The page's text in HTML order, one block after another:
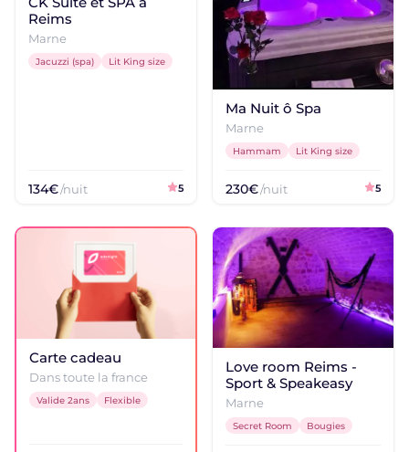
Une atmosphère plus joueuse
Échappée romantique
Vue, jacuzzi, soirée à deux
Occitanie
Longmesnil
Normandie
Serres
Provence-Alpes-Côte d'Azur
Saumur
Pays de la Loire
Reims
Marne
Jacuzzi (spa) Lit King size
134€/nuit 5
Ma Nuit ô Spa
Marne
Hammam Lit King size
230€/nuit 5
Carte cadeau
Dans toute la france
Valide 2ans Flexible
Love room Reims -
Sport & Speakeasy
Marne
Secret Room Bougies